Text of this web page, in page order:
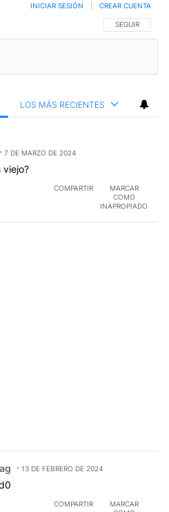
SIGA ESTA
SEGUIR
INICIAR SESIÓN CREAR CUENTA
LOS MÁS RECIENTES
7 DE MARZO DE 2024
viejo?
COMPARTIR
MARCAR
COMO
INAPROPIADO
13 DE FEBRERO DE 2024
COMPARTIR
MARCAR